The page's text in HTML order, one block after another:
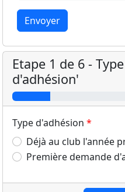
Envoyer
Etape 1 de 6 -
d'adhésion'
Type d'adhésion
Déjà au club l'année
Première demande